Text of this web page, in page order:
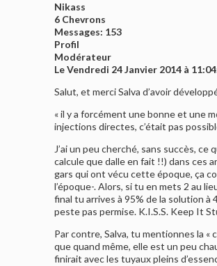
Nikass
6 Chevrons
Messages: 153
Profil
Modérateur
Le Vendredi 24 Janvier 2014 à
Salut, et merci Salva d’avoir
« il y a forcément une bonne et une
injections directes, c’était pas
J’ai un peu cherché, sans succès,
calcule que dalle en fait !!) dans ces
gars qui ont vécu cette époque, ça
l’époque-. Alors, si tu en mets 2 au
final tu arrives à 95% de la solution à
peste pas permise. K.I.S.S. Keep It
Par contre, Salva, tu mentionnes la
que quand même, elle est un peu
finirait avec les tuyaux pleins